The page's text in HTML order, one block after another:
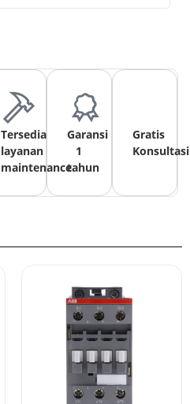
Tersedia
layanan
maintenance
Garansi
1
tahun
Gratis
Konsultasi